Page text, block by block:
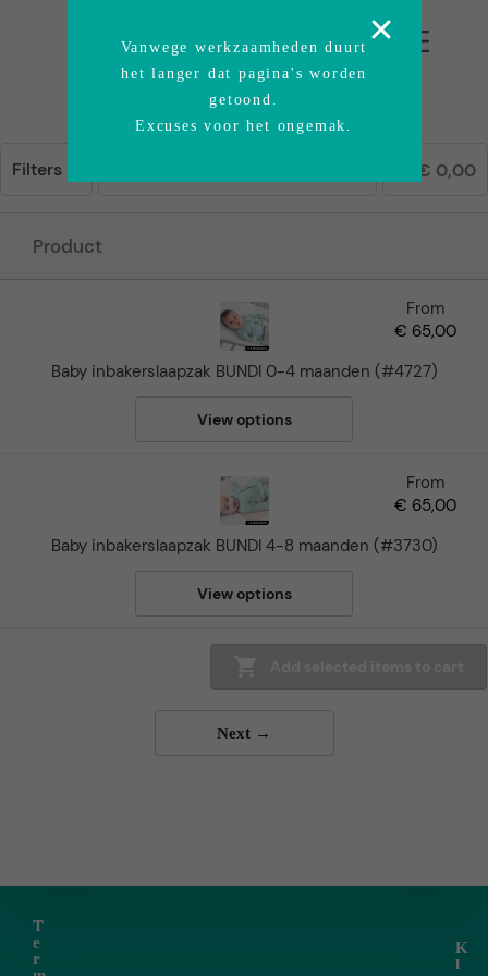
Filters € 0,00
Product
Baby inbakerslaapzak BUNDI 0-4 maanden (#4727)
From
€ 65,00
View options
Baby inbakerslaapzak BUNDI 4-8 maanden (#3730)
From
€ 65,00
View options
Next →
T
e
r
K
l
Vanwege werkzaamheden duurt
het langer dat pagina's worden
getoond.
Excuses voor het ongemak.